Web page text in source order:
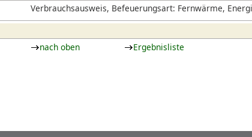
haben.
Verbrauchsausweis, Befeuerungsart: Fernwärme,
nach oben Ergebnisliste